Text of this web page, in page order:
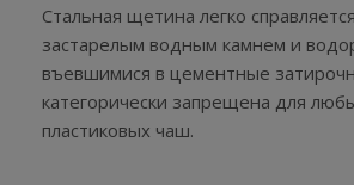
Стальная щетина легко
застарелым водным камнем и
въевшимися в цементные
категорически запрещена для
пластиковых чаш.